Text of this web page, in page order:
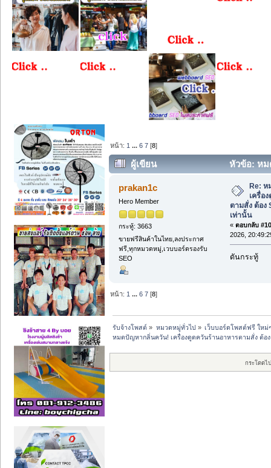
หน้า: 1 ...6 7 [8]
ผู้เขียน
หัวข้อ: หม
อาหารตามสั่ง ต้อง Sirocco Blower เท่
prakan1c
Hero Member
กระทู้: 3663
ขายฟรีสินค้าในไทย,ลงประกาศ
ฟรี,ทุกหมวดหมู่,เวบบอร์ดรองรับ
SEO
Re:
เครื่อ
ตามสั่ง ต้อง
เท่านั้น
« ตอบกลับ
2026,
ดันกระทู้
หน้า:1 ...6 7 [8]
รับจ้างโพสต์ » หมวดหมู่ทั่วไป » เว็บบอร์ดโพสต์ฟรี ให
หมดปัญหากลิ่นควัน! เครื่องดูดควันร้านอาหารตามสั่ง ต้อง
กระโดดไ